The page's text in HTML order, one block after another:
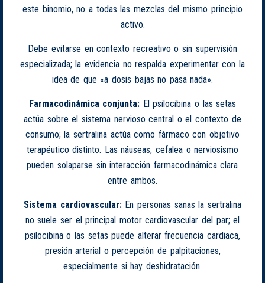
este binomio, no a todas las mezclas del mismo principio
activo.
Debe evitarse en contexto recreativo o sin supervisión
especializada; la evidencia no respalda experimentar con la
idea de que «a dosis bajas no pasa nada».
Farmacodinámica conjunta: El psilocibina o las setas
actúa sobre el sistema nervioso central o el contexto de
consumo; la sertralina actúa como fármaco con objetivo
terapéutico distinto. Las náuseas, cefalea o nerviosismo
pueden solaparse sin interacción farmacodinámica clara
entre ambos.
Sistema cardiovascular:En personas sanas la sertralina
no suele ser el principal motor cardiovascular del par; el
psilocibina o las setas puede alterar frecuencia cardiaca,
presión arterial o percepción de palpitaciones,
especialmente si hay deshidratación.